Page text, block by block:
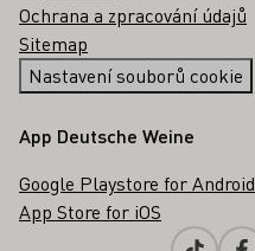
Ochrana a zpracování údajů
Sitemap
Nastavení souborů cookie
App Deutsche Weine
Google Playstore for Android
App Store for iOS